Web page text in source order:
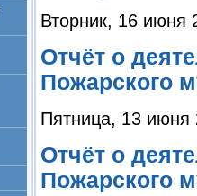
Вторник, 16 июня
Отчёт о
Пожарского
Пятница, 13 июня
Отчёт о
Пожарского